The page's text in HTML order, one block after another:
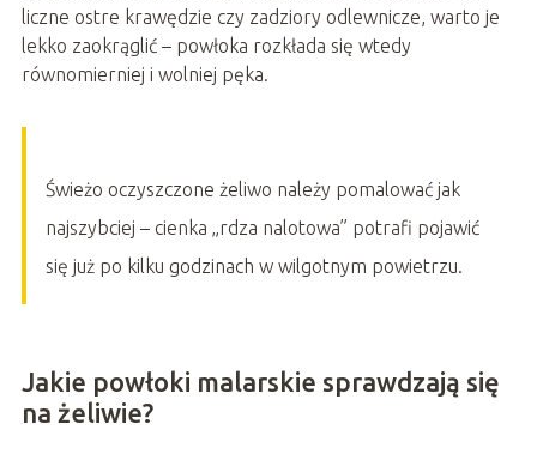
liczne ostre krawędzie czy zadziory odlewnicze, warto je
lekko zaokrąglić – powłoka rozkłada się wtedy
równomierniej i wolniej pęka.
Świeżo oczyszczone żeliwo należy pomalować jak
najszybciej – cienka „rdza nalotowa” potrafi pojawić
się już po kilku godzinach w wilgotnym powietrzu.
Jakie powłoki malarskie sprawdzają się
na żeliwie?